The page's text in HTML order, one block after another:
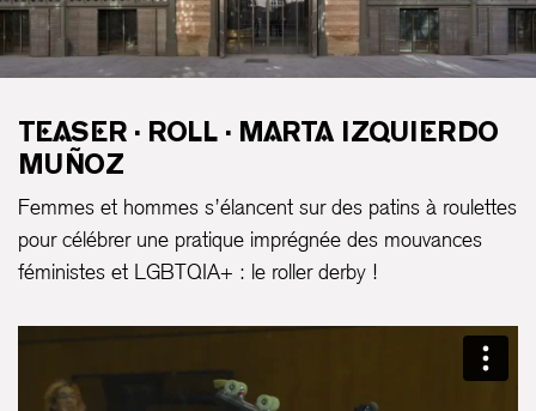
TEASER · ROLL · MARTA IZQUIERDO
MUÑOZ
Femmes et hommes s’élancent sur des patins à roulettes
pour célébrer une pratique imprégnée des mouvances
féministes et LGBTQIA+ : le roller derby !